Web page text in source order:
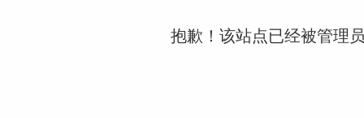
抱歉！该站点已经被管理